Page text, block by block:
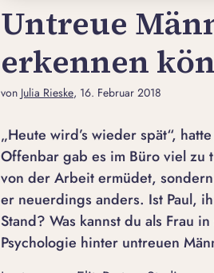
Untreue
erkennen
von Julia Rieske, 16. Februar 2018
„Heute wird’s wieder spät“,
Offenbar gab es im Büro viel zu
von der Arbeit ermüdet,
er neuerdings anders. Ist Paul,
Stand? Was kannst du als Frau
Psychologie hinter untreuen